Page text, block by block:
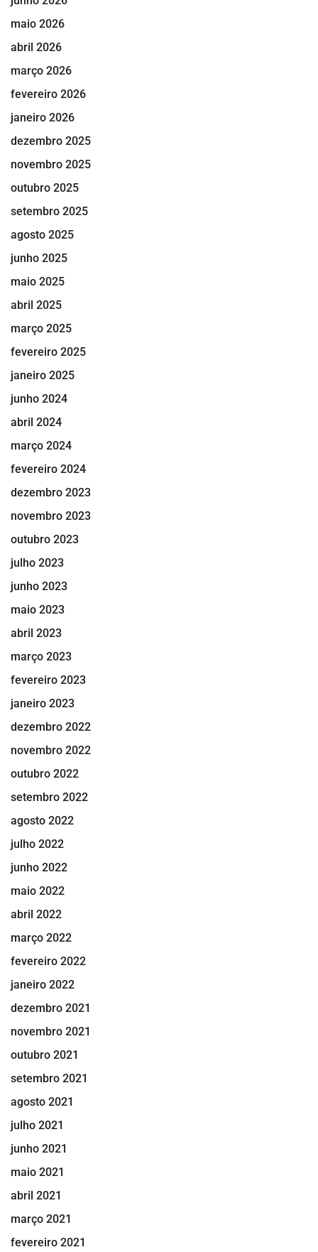
maio 2026
abril 2026
março 2026
fevereiro 2026
janeiro 2026
dezembro 2025
novembro 2025
outubro 2025
setembro 2025
agosto 2025
junho 2025
maio 2025
abril 2025
março 2025
fevereiro 2025
janeiro 2025
junho 2024
abril 2024
março 2024
fevereiro 2024
dezembro 2023
novembro 2023
outubro 2023
julho 2023
junho 2023
maio 2023
abril 2023
março 2023
fevereiro 2023
janeiro 2023
dezembro 2022
novembro 2022
outubro 2022
setembro 2022
agosto 2022
julho 2022
junho 2022
maio 2022
abril 2022
março 2022
fevereiro 2022
janeiro 2022
dezembro 2021
novembro 2021
outubro 2021
setembro 2021
agosto 2021
julho 2021
junho 2021
maio 2021
abril 2021
março 2021
fevereiro 2021